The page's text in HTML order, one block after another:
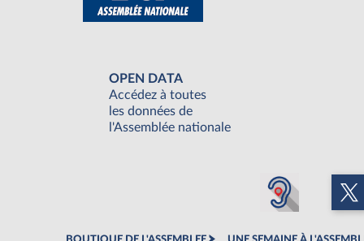
OPEN DATA
Accédez à toutes
les données de
l'Assemblée nationale